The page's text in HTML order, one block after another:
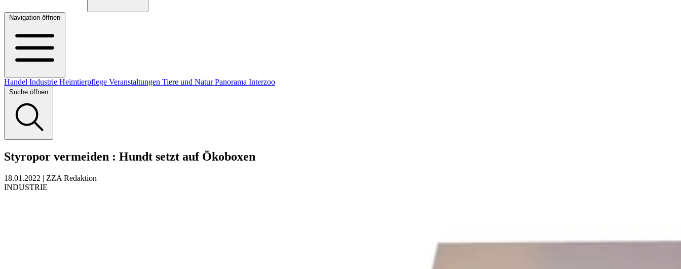
Navigation öffnen
Handel Industrie Heimtierpflege Veranstaltungen Tiere und NaturPanorama Interzoo
Suche öffnen
Styropor vermeiden : Hundt setzt auf Ökoboxen
18.01.2022 | ZZA Redaktion
INDUSTRIE